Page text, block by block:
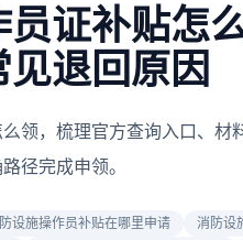
证补贴怎
退回原因
领，梳理官方查询入口、
径完成申领。
设施操作员补贴在哪里申请
消防设